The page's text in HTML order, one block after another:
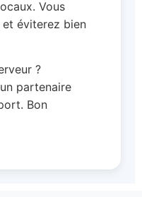
Vous
éviterez bien
?
partenaire
Bon